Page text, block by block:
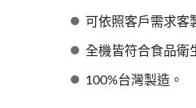
可依照客戶需求客
全機皆符合食品衛
100%台灣製造。